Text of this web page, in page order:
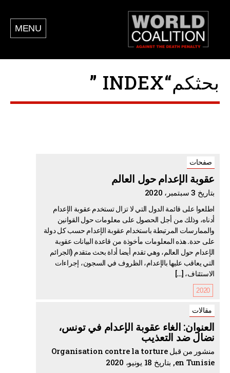
MENU
بحثكم“INDEX ”
صفحات
عقوبة الإعدام حول العالم
بتاريخ 3 سبتمبر، 2020
اطلعوا على قائمة الدول التي لا تزال تستخدم عقوبة الإعدام
أدناه، وذلك من أجل الحصول على معلومات حول القوانين
والممارسات المرتبطة باستخدام عقوبة الإعدام حسب كل دولة
على حدة. هذه المعلومات مأخوذة من قاعدة البيانات عقوبة
الإعدام حول العالم، وهي تقدم أيضا أداة بحث متقدم (الجرائم
التي يعاقب عليها بالإعدام، الظروف في السجون، إجراءات
الاستئناف، […]
2020
مقالات
العنوان: الغاء عقوبة الإعدام في تونس،
نضال ضد التعذيب
منشور من قبل Organisation contre la torture
en Tunisie, بتاريخ 18 يونيو، 2020